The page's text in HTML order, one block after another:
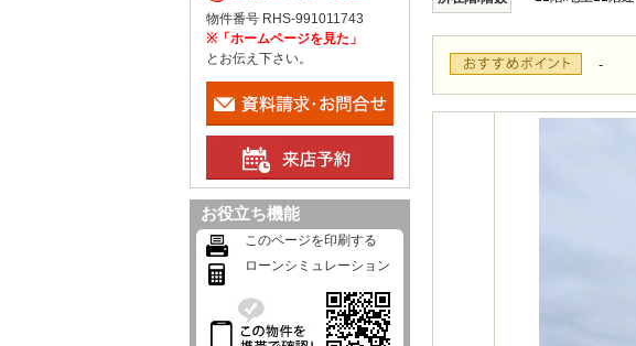
-
物件番号 RHS-991011743
※「ホームページを見た」
とお伝え下さい。
お役立ち機能
このページを印刷する
ローンシミュレーション